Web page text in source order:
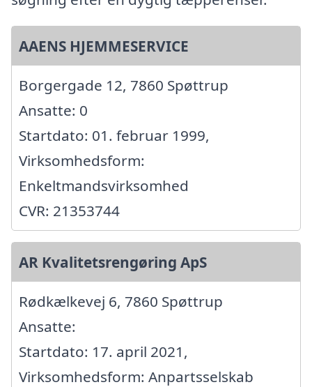
AAENS HJEMMESERVICE
Borgergade 12, 7860 Spøttrup
Ansatte: 0
Startdato: 01. februar 1999,
Virksomhedsform:
Enkeltmandsvirksomhed
CVR: 21353744
AR Kvalitetsrengøring ApS
Rødkælkevej 6, 7860 Spøttrup
Ansatte:
Startdato: 17. april 2021,
Virksomhedsform: Anpartsselskab